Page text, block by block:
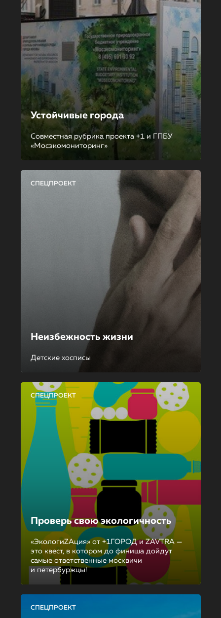
Устойчивые города
Совместная рубрика проекта +1 и ГПБУ
«Мосэкомониторинг»
СПЕЦПРОЕКТ
Неизбежность жизни
Детские хосписы
СПЕЦПРОЕКТ
Проверь свою экологичность
«ЭкологиZAция» от +1ГОРОД и ZAVTRA —
это квест, в котором до финиша дойдут
самые ответственные москвичи
и петербуржцы!
СПЕЦПРОЕКТ